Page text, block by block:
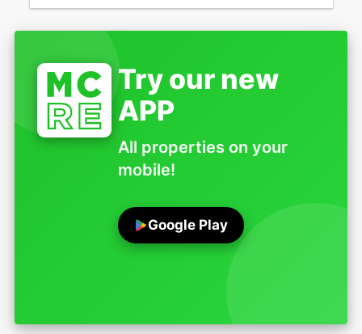
Try our new
APP
All properties on your
mobile!
Google Play